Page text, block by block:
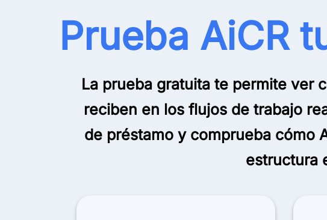
Prueba AiCR
La prueba gratuita te permite ver
reciben en los flujos de trabajo
de préstamo y comprueba cómo
estructura